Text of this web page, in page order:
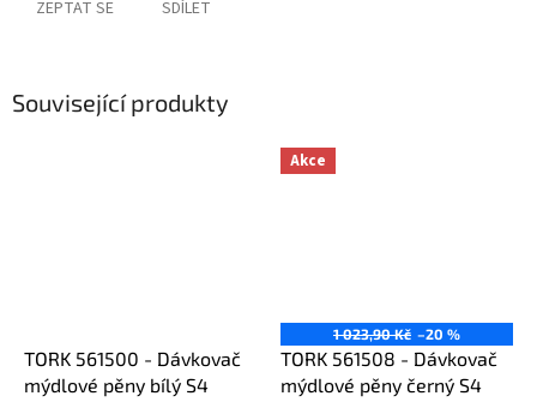
ZEPTAT SE SDÍLET
Související produkty
TORK 561500 - Dávkovač
mýdlové pěny bílý S4
Akce
1 023,90 Kč –20 %
TORK 561508 - Dávkovač
mýdlové pěny černý S4